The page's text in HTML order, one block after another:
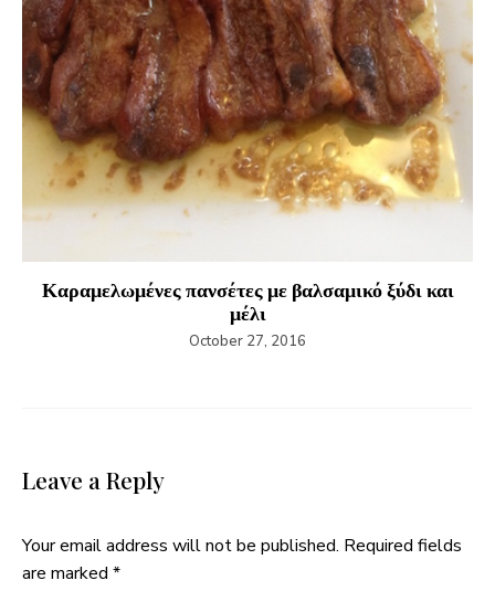
Καραμελωμένες πανσέτες με βαλσαμικό ξύδι και
μέλι
October 27, 2016
Leave a Reply
Your email address will not be published. Required fields
are marked *